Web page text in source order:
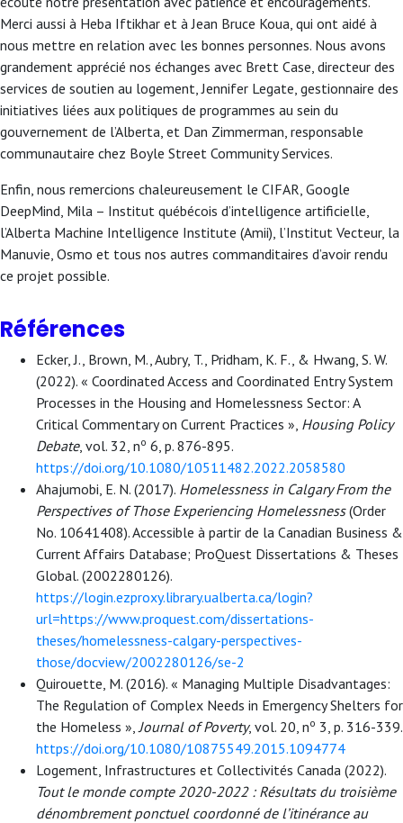
Merci aussi à Heba Iftikhar et à Jean Bruce Koua, qui ont aidé à
nous mettre en relation avec les bonnes personnes. Nous avons
grandement apprécié nos échanges avec Brett Case, directeur des
services de soutien au logement, Jennifer Legate, gestionnaire des
initiatives liées aux politiques de programmes au sein du
gouvernement de l’Alberta, et Dan Zimmerman, responsable
communautaire chez Boyle Street Community Services.
Enfin, nous remercions chaleureusement le CIFAR, Google
DeepMind, Mila – Institut québécois d’intelligence artificielle,
l’Alberta Machine Intelligence Institute (Amii), l’Institut Vecteur, la
Manuvie, Osmo et tous nos autres commanditaires d’avoir rendu
ce projet possible.
Références
Ecker, J., Brown, M., Aubry, T., Pridham, K. F., & Hwang, S. W.
(2022). « Coordinated Access and Coordinated Entry System
Processes in the Housing and Homelessness Sector: A
Critical Commentary on Current Practices », Housing Policy
Debate, vol. 32, no 6, p. 876-895.
https://doi.org/10.1080/10511482.2022.2058580
Ahajumobi, E. N. (2017). Homelessness in Calgary From the
Perspectives of Those Experiencing Homelessness(Order
No. 10641408). Accessible à partir de la Canadian Business &
Current Affairs Database; ProQuest Dissertations & Theses
Global. (2002280126).
https://login.ezproxy.library.ualberta.ca/login?
url=https://www.proquest.com/dissertations-
theses/homelessness-calgary-perspectives-
those/docview/2002280126/se-2
Quirouette, M. (2016). « Managing Multiple Disadvantages:
The Regulation of Complex Needs in Emergency Shelters for
the Homeless », Journal of Poverty, vol. 20, no 3, p. 316-339.
https://doi.org/10.1080/10875549.2015.1094774
Logement, Infrastructures et Collectivités Canada (2022).
Tout le monde compte 2020-2022 : Résultats du troisième
dénombrement ponctuel coordonné de l’itinérance au